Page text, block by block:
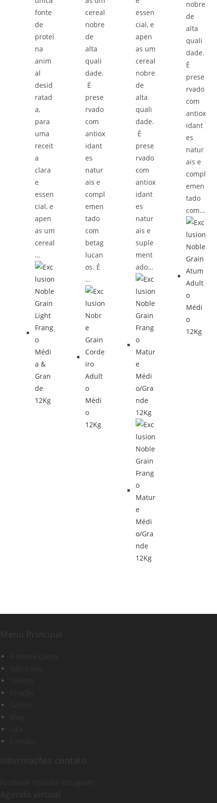
fonte
de
proteí
na
anim
al
desid
ratad
a,
para
uma
receit
a
clara
e
essen
cial, e
apen
as um
cereal
…
cereal
nobre
de
alta
quali
dade.
É
prese
rvado
com
antiox
idant
es
natur
ais e
compl
emen
tado
com
betag
lucan
os. É
…
essen
cial, e
apen
as um
cereal
nobre
de
alta
quali
dade.
É
prese
rvado
com
antiox
idant
es
natur
ais e
suple
ment
ado…
nobre
de
alta
quali
dade.
É
prese
rvado
com
antiox
idant
es
natur
ais e
compl
emen
tado
com…